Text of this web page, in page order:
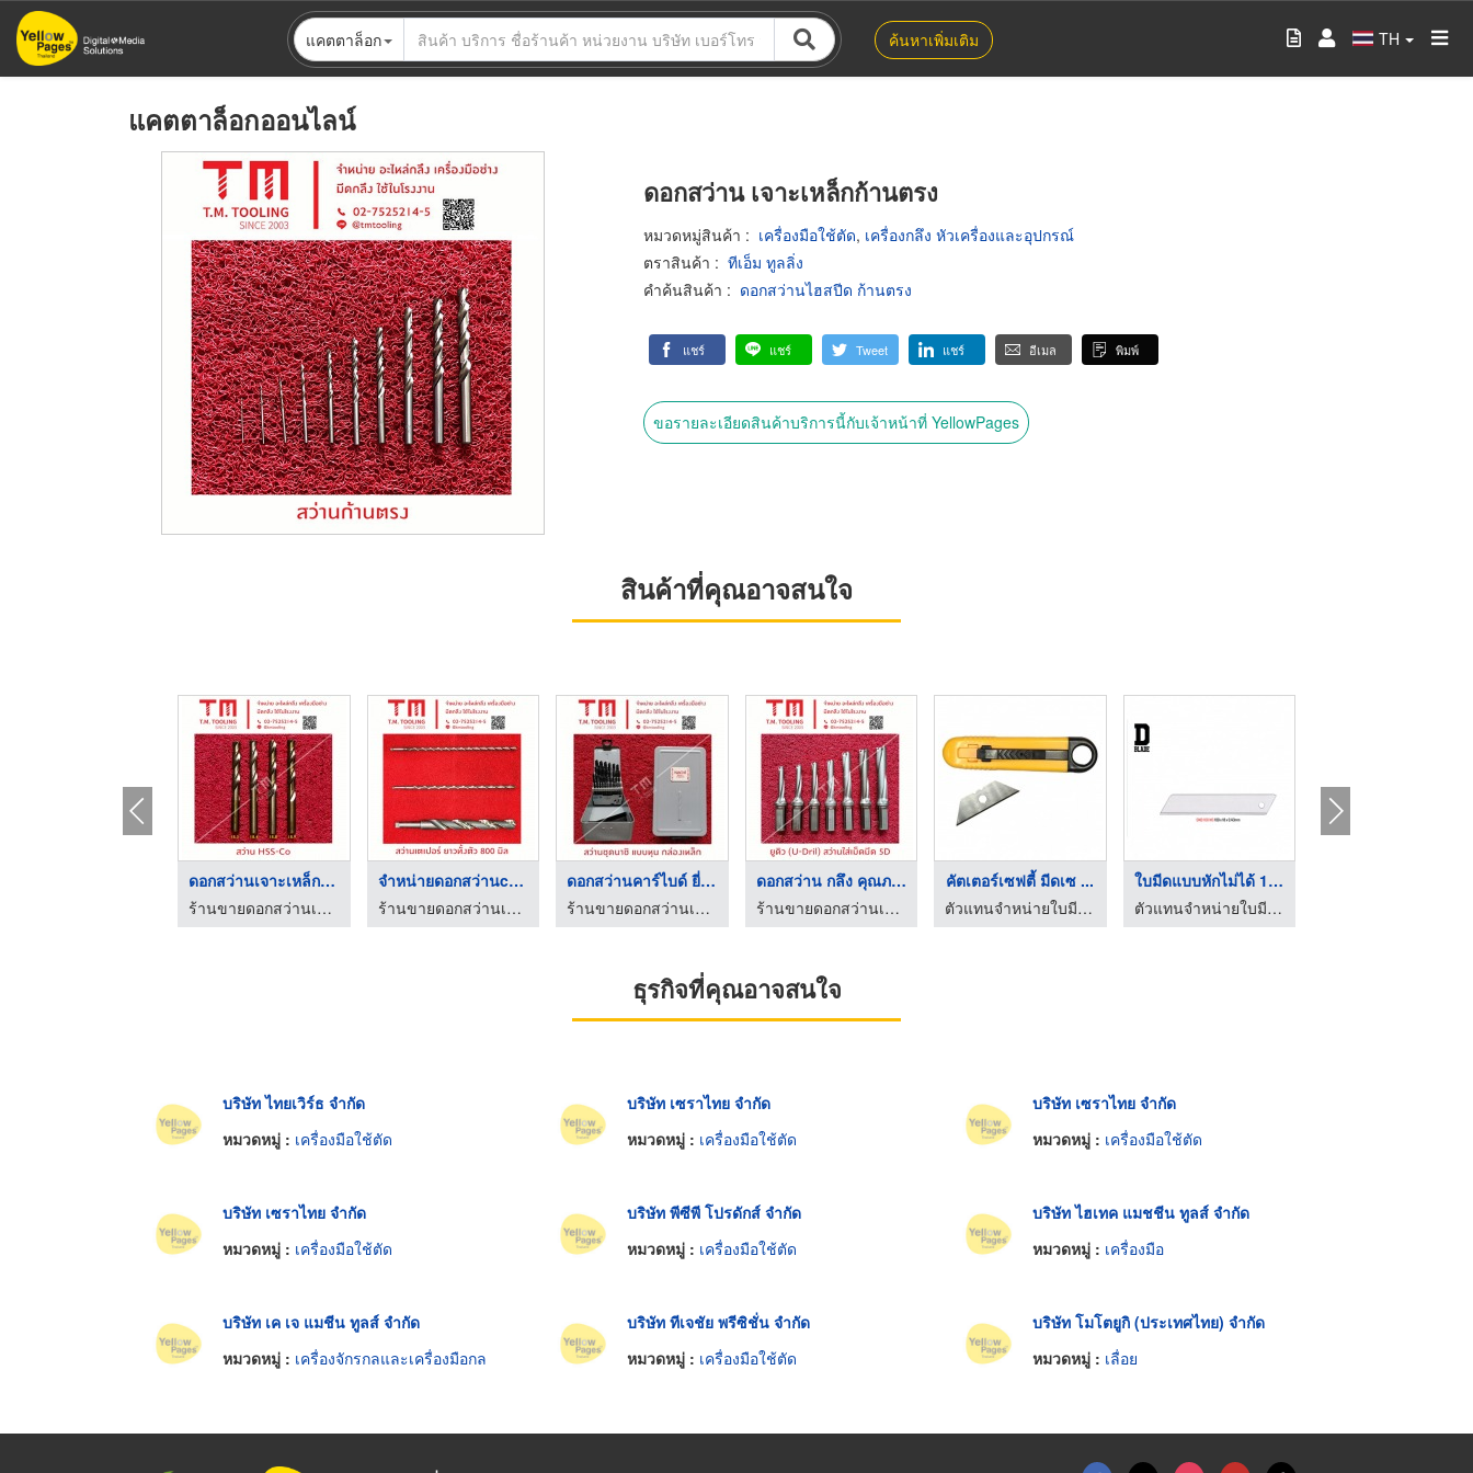
ข้าม
ไป
แคตตาล็อก ค้นหาเพิ่มเติม TH
แคตตาล็อกออนไลน์
ดอกสว่าน เจาะเหล็กก้านตรง
หมวดหมู่สินค้า : เครื่องมือใช้ตัด, เครื่องกลึง หัวเครื่องและอุปกรณ์
ตราสินค้า : ทีเอ็ม ทูลลิ่ง
คำค้นสินค้า : ดอกสว่านไฮสปีด ก้านตรง
แชร์ แชร์ Tweet แชร์ อีเมล พิมพ์
ขอรายละเอียดสินค้าบริการนี้กับเจ้าหน้าที่ YellowPages
สินค้าที่คุณอาจสนใจ
ดอกสว่านเจาะเหล็ก กล ...
ร้านขายดอกสว่านเจาะเหล็ก สมุทรปราการ
จำหน่ายดอกสว่านcnc ส ...
ร้านขายดอกสว่านเจาะเหล็ก สมุทรปราการ
ดอกสว่านคาร์ไบด์ ยี่ ...
ร้านขายดอกสว่านเจาะเหล็ก สมุทรปราการ
ดอกสว่าน กลึง คุณภาพ ...
ร้านขายดอกสว่านเจาะเหล็ก สมุทรปราการ
คัตเตอร์เซฟตี้ มีดเซ ...
ตัวแทนจำหน่ายใบมีดอุตสาหกรรม ธัญ ซัพพลาย แอนด์ เซอร์วิส
ใบมีดแบบหักไม่ได้ 18 ...
ตัวแทนจำหน่ายใบมีดอุตสาหกรรม ธัญ ซัพพลาย แอนด์ เซอร์วิส
ธุรกิจที่คุณอาจสนใจ
บริษัท ไทยเวิร์ธ จำกัด
หมวดหมู่ : เครื่องมือใช้ตัด
บริษัท เซราไทย จำกัด
หมวดหมู่ : เครื่องมือใช้ตัด
บริษัท เซราไทย จำกัด
หมวดหมู่ : เครื่องมือใช้ตัด
บริษัท เซราไทย จำกัด
หมวดหมู่ : เครื่องมือใช้ตัด
บริษัท พีซีพี โปรดักส์ จำกัด
หมวดหมู่ : เครื่องมือใช้ตัด
บริษัท ไฮเทค แมชชีน ทูลส์ จำกัด
หมวดหมู่ : เครื่องมือ
บริษัท เค เจ แมชีน ทูลส์ จำกัด
หมวดหมู่ : เครื่องจักรกลและเครื่องมือกล
บริษัท ทีเจชัย พรีซิชั่น จำกัด
หมวดหมู่ : เครื่องมือใช้ตัด
บริษัท โมโตยูกิ (ประเทศไทย) จำกัด
หมวดหมู่ : เลื่อย